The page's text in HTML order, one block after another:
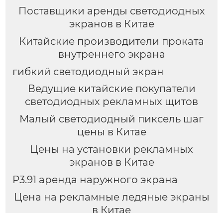
Поставщики аренды светодиодных
экранов в Китае
Китайские производители проката
внутреннего экрана
гибкий светодиодный экран
Ведущие китайские покупатели
светодиодных рекламных щитов
Малый светодиодный пиксель шаг
цены в Китае
Цены на установки рекламных
экранов в Китае
P3.91 аренда наружного экрана
Цена на рекламные ледяные экраны
в Китае